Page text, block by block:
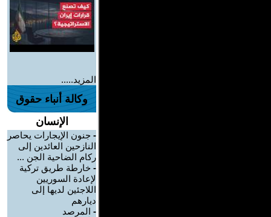
المزيد.....
وكالة أنباء حقوق
الإنسان
- جنون الإيجارات يحاصر
النازحين العائدين إلى
ركام الضاحية الجن ...
- خارطة طريق تركية
لإعادة السوريين
اللاجئين لديها إلى
ديارهم
- المرصد